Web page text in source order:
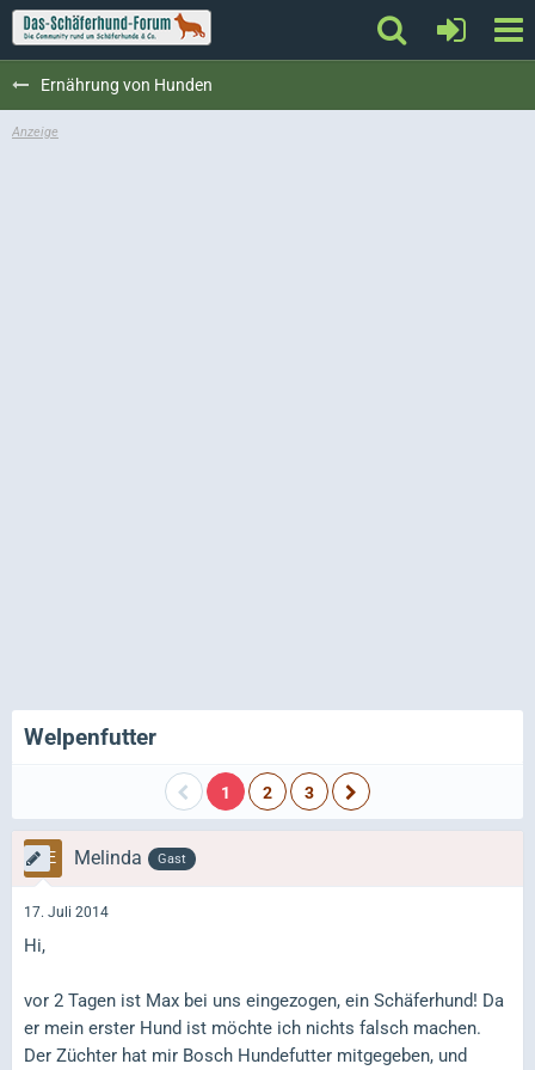
Ernährung von Hunden
Welpenfutter
1 2 3
Melinda Gast
17. Juli 2014
Hi,
vor 2 Tagen ist Max bei uns eingezogen, ein Schäferhund! Da
er mein erster Hund ist möchte ich nichts falsch machen.
Der Züchter hat mir Bosch Hundefutter mitgegeben, und